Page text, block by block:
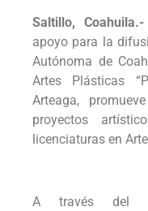
Saltillo, Coahuila.-
apoyo para la
Autónoma de
Artes Plásticas
Arteaga,
proyectos
licenciaturas en
A través del